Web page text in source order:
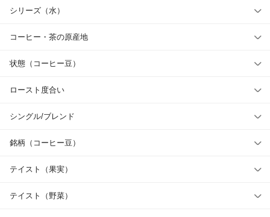
シリーズ（水）
コーヒー・茶の原産地
状態（コーヒー豆）
ロースト度合い
シングル/ブレンド
銘柄（コーヒー豆）
テイスト（果実）
テイスト（野菜）